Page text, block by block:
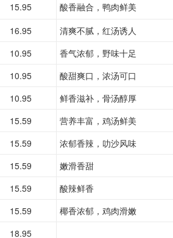
15.95
酸香融合，鸭肉鲜美
16.95
清爽不腻，红汤诱人
10.95
香气浓郁，野味十足
10.95
酸甜爽口，浓汤可口
10.95
鲜香滋补，骨汤醇厚
15.59
营养丰富，鸡汤鲜美
15.59
浓郁香辣，叻沙风味
15.59
嫩滑香甜
15.59
酸辣鲜香
15.59
椰香浓郁，鸡肉滑嫩
18.95